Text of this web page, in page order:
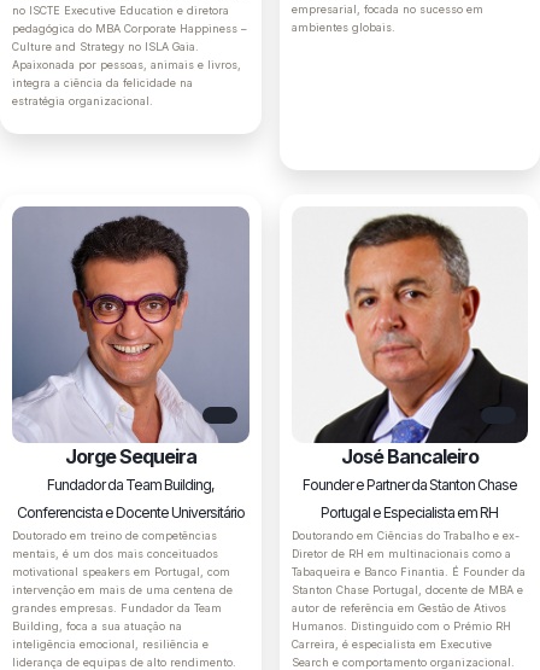
no ISCTE Executive Education e diretora
pedagógica do MBA Corporate Happiness –
Culture and Strategy no ISLA Gaia.
Apaixonada por pessoas, animais e livros,
integra a ciência da felicidade na
estratégia organizacional.
empresarial, focada no sucesso em
ambientes globais.
Jorge Sequeira
Fundador da Team Building,
Conferencista e Docente Universitário
Doutorado em treino de competências
mentais, é um dos mais conceituados
motivational speakers em Portugal, com
intervenção em mais de uma centena de
grandes empresas. Fundador da Team
Building, foca a sua atuação na
inteligência emocional, resiliência e
liderança de equipas de alto rendimento.
José Bancaleiro
Founder e Partner da Stanton Chase
Portugal e Especialista em RH
Doutorando em Ciências do Trabalho e ex-
Diretor de RH em multinacionais como a
Tabaqueira e Banco Finantia. É Founder da
Stanton Chase Portugal, docente de MBA e
autor de referência em Gestão de Ativos
Humanos. Distinguido com o Prémio RH
Carreira, é especialista em Executive
Search e comportamento organizacional.